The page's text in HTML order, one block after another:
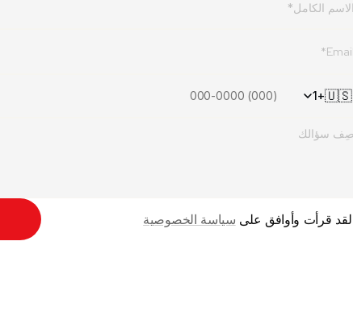
🇺🇸
+1
لقد قرأت وأوافق على سياسة الخصوصية